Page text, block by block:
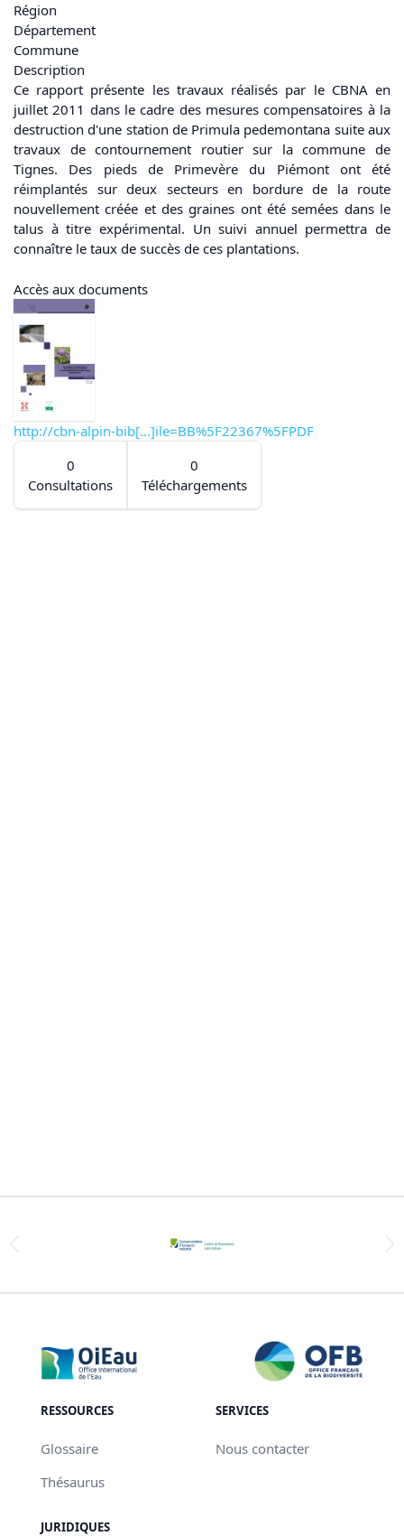
Région
Département
Commune
Description
Ce rapport présente les travaux réalisés par le CBNA en
juillet 2011 dans le cadre des mesures compensatoires à la
destruction d'une station de Primula pedemontana suite aux
travaux de contournement routier sur la commune de
Tignes. Des pieds de Primevère du Piémont ont été
réimplantés sur deux secteurs en bordure de la route
nouvellement créée et des graines ont été semées dans le
talus à titre expérimental. Un suivi annuel permettra de
connaître le taux de succès de ces plantations.
Accès aux documents
http://cbn-alpin-bib[...]ile=BB%5F22367%5FPDF
0
Consultations
0
Téléchargements
RESSOURCES
Glossaire
Thésaurus
SERVICES
Nous contacter
JURIDIQUES